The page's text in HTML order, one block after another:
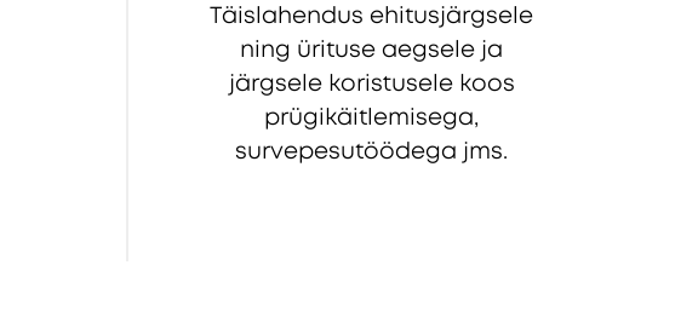
Täislahendus ehitusjärgsele
ning ürituse aegsele ja
järgsele koristusele koos
prügikäitlemisega,
survepesutöödega jms.